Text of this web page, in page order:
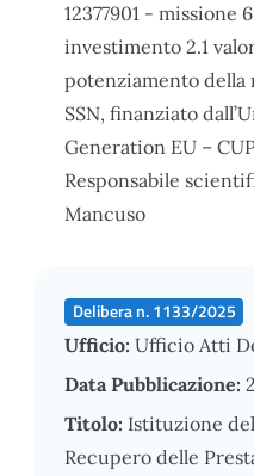
12377901 - missione
investimento 2.1
potenziamento
SSN, finanziato
Generation EU –
Responsabile
Mancuso
Delibera n. 1133/2025
Ufficio: Ufficio Atti
Data Pubblicazione:
Titolo: Istituzione
Recupero delle